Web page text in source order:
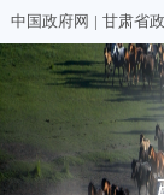
中国政府网 | 甘肃省